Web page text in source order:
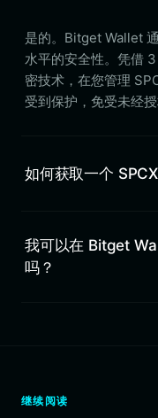
是的。Bitget Wallet
水平的安全性。凭借
密技术，在您管理
受到保护，免受未经授
如何获取一个
我可以在 Bitget
吗？
继续阅读